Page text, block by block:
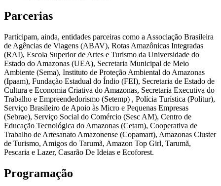
Parcerias
Participam, ainda, entidades parceiras como a Associação Brasileira
de Agências de Viagens (ABAV), Rotas Amazônicas Integradas
(RAI), Escola Superior de Artes e Turismo da Universidade do
Estado do Amazonas (UEA), Secretaria Municipal de Meio
Ambiente (Sema), Instituto de Proteção Ambiental do Amazonas
(Ipaam), Fundação Estadual do Índio (FEI), Secretaria de Estado de
Cultura e Economia Criativa do Amazonas, Secretaria Executiva do
Trabalho e Empreendedorismo (Setemp) , Polícia Turística (Politur),
Serviço Brasileiro de Apoio às Micro e Pequenas Empresas
(Sebrae), Serviço Social do Comércio (Sesc AM), Centro de
Educação Tecnológica do Amazonas (Cetam), Cooperativa de
Trabalho de Artesanato Amazonense (Copamart), Amazonas Cluster
de Turismo, Amigos do Tarumã, Amazon Top Girl, Tarumã,
Pescaria e Lazer, Casarão De Ideias e Ecoforest.
Programação